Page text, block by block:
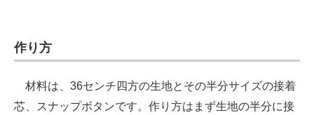
作り方
材料は、36センチ四方の生地とその半分サイズの接着
芯、スナップボタンです。作り方はまず生地の半分に接